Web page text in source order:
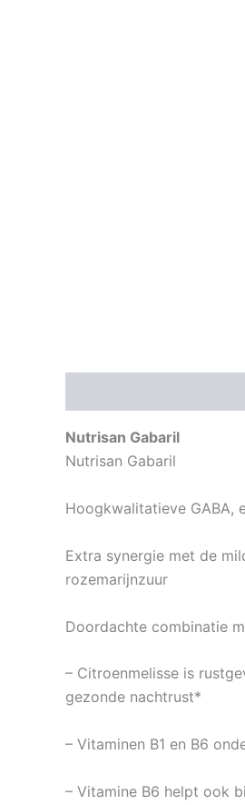
Nutrisan Gabaril
Nutrisan Gabaril
Hoogkwalitatieve GABA,
Extra synergie met de
rozemarijnzuur
Doordachte combinatie
– Citroenmelisse is
gezonde nachtrust*
– Vitaminen B1 en B6
– Vitamine B6 helpt ook